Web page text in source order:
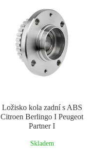
Ložisko kola zadní s ABS
Citroen Berlingo I Peugeot
Partner I
Skladem